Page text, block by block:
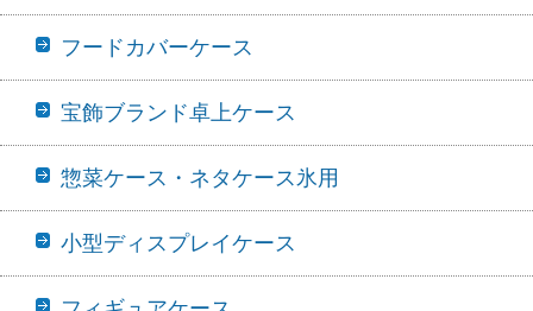
フードカバーケース
宝飾ブランド卓上ケース
惣菜ケース・ネタケース氷用
小型ディスプレイケース